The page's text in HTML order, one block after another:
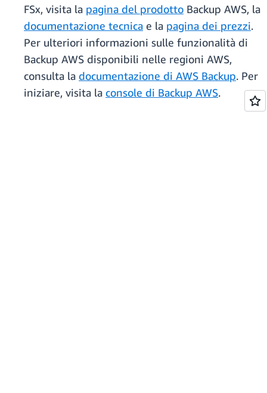
FSx, visita la pagina del prodotto Backup AWS, la
documentazione tecnica e la pagina dei prezzi.
Per ulteriori informazioni sulle funzionalità di
Backup AWS disponibili nelle regioni AWS,
consulta la documentazione di AWS Backup. Per
iniziare, visita la console di Backup AWS.